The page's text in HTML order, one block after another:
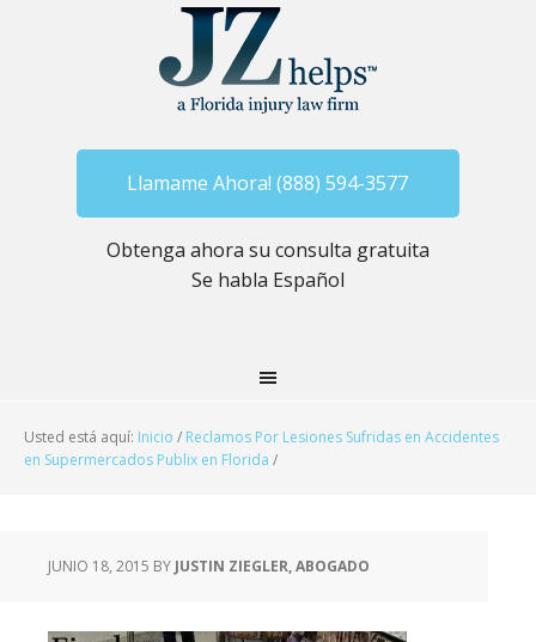
Llamame Ahora! (888) 594-3577
Obtenga ahora su consulta gratuita
Se habla Español
Usted está aquí: Inicio / Reclamos Por Lesiones Sufridas en Accidentes
en Supermercados Publix en Florida /
JUNIO 18, 2015 BY JUSTIN ZIEGLER, ABOGADO